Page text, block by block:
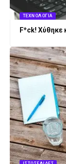
ΤΕΧΝΟΛΟΓΊΑ
F*ck!